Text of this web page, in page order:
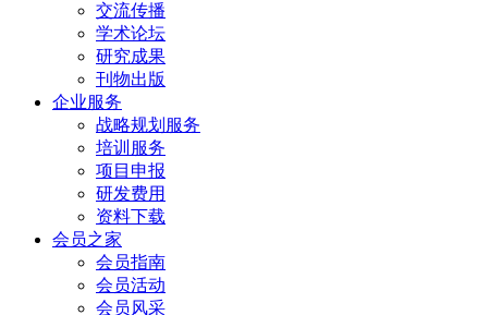
交流传播
学术论坛
研究成果
刊物出版
企业服务
战略规划服务
培训服务
项目申报
研发费用
资料下载
会员之家
会员指南
会员活动
会员风采